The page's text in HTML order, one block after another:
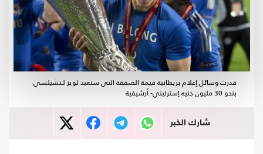
قدرت وسائل إعلام بريطانية قيمة الصفقة التي ستعيد لويز لـتشيلسي
بنحو 30 مليون جنيه إسترليني- أرشيفية
شارك الخبر